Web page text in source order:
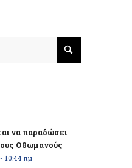
να παραδώσει
Οθωμανούς
10:44 πμ